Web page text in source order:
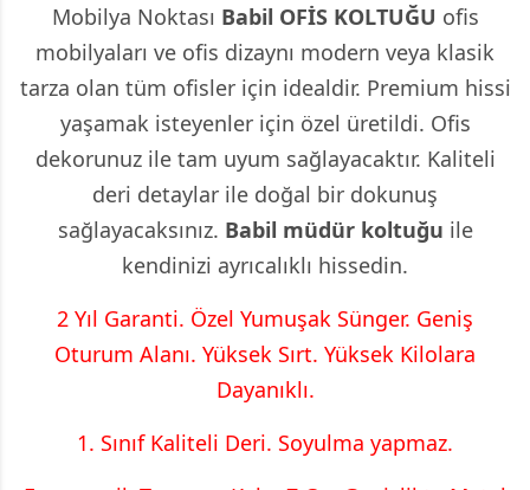
Mobilya Noktası Babil OFİS KOLTUĞU ofis
mobilyaları ve ofis dizaynı modern veya klasik
tarza olan tüm ofisler için idealdir. Premium hissi
yaşamak isteyenler için özel üretildi. Ofis
dekorunuz ile tam uyum sağlayacaktır. Kaliteli
deri detaylar ile doğal bir dokunuş
sağlayacaksınız. Babil müdür koltuğu ile
kendinizi ayrıcalıklı hissedin.
2 Yıl Garanti. Özel Yumuşak Sünger. Geniş
Oturum Alanı. Yüksek Sırt. Yüksek Kilolara
Dayanıklı.
1. Sınıf Kaliteli Deri. Soyulma yapmaz.